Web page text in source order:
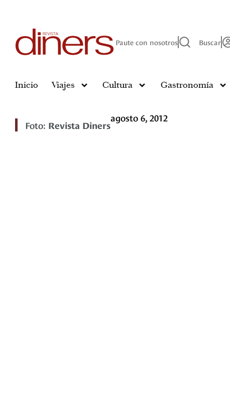
Paute con nosotros Buscar
Inicio Viajes Cultura Gastronomía
Foto: Revista Diners
agosto 6, 2012